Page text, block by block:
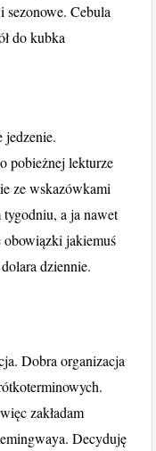
sezonowe. Cebula
do kubka
jedzenie.
pobieżnej lekturze
ze wskazówkami
tygodniu, a ja nawet
obowiązki jakiemuś
dziennie.
Dobra organizacja
zakładam
Decyduję